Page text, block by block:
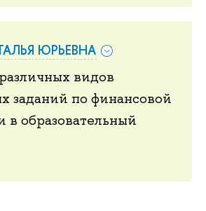
ЮРЬЕВНА
видов
заданий по финансовой
в образовательный